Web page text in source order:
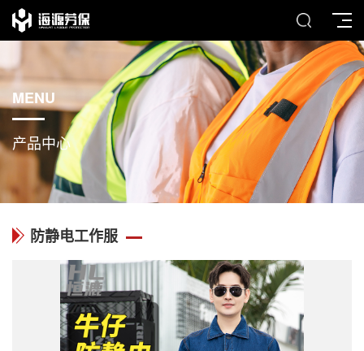
MENU
产品中心
防静电工作服